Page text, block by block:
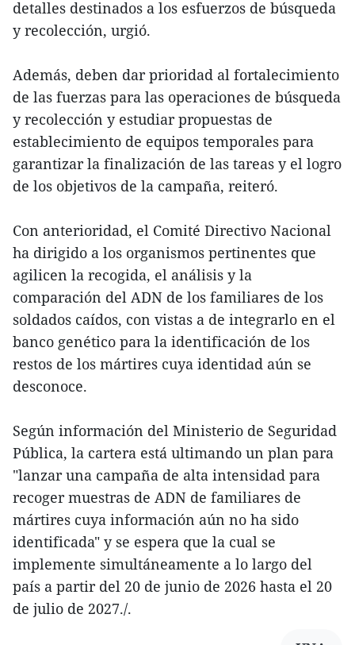
detalles destinados a los esfuerzos de búsqueda
y recolección, urgió.
Además, deben dar prioridad al fortalecimiento
de las fuerzas para las operaciones de búsqueda
y recolección y estudiar propuestas de
establecimiento de equipos temporales para
garantizar la finalización de las tareas y el logro
de los objetivos de la campaña, reiteró.
Con anterioridad, el Comité Directivo Nacional
ha dirigido a los organismos pertinentes que
agilicen la recogida, el análisis y la
comparación del ADN de los familiares de los
soldados caídos, con vistas a de integrarlo en el
banco genético para la identificación de los
restos de los mártires cuya identidad aún se
desconoce.
Según información del Ministerio de Seguridad
Pública, la cartera está ultimando un plan para
"lanzar una campaña de alta intensidad para
recoger muestras de ADN de familiares de
mártires cuya información aún no ha sido
identificada" y se espera que la cual se
implemente simultáneamente a lo largo del
país a partir del 20 de junio de 2026 hasta el 20
de julio de 2027./.